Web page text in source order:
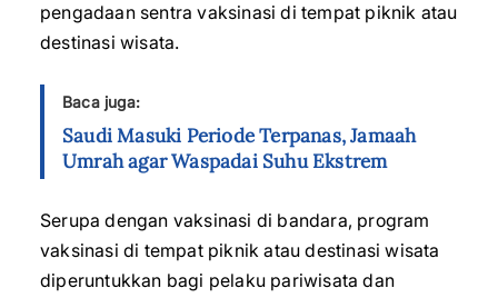
pengadaan sentra vaksinasi di tempat piknik atau
destinasi wisata.
Baca juga:
Saudi Masuki Periode Terpanas, Jamaah
Umrah agar Waspadai Suhu Ekstrem
Serupa dengan vaksinasi di bandara, program
vaksinasi di tempat piknik atau destinasi wisata
diperuntukkan bagi pelaku pariwisata dan